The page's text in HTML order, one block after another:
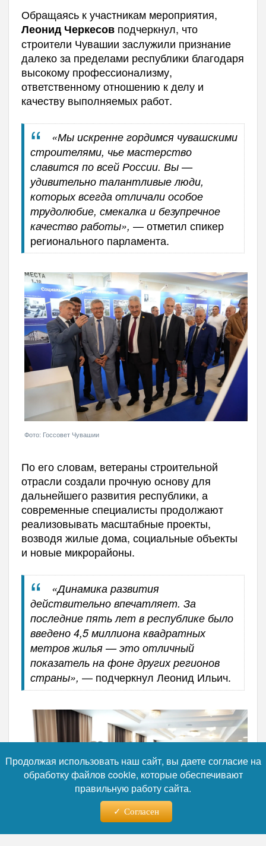
Обращаясь к участникам мероприятия,
Леонид Черкесовподчеркнул, что
строители Чувашии заслужили признание
далеко за пределами республики благодаря
высокому профессионализму,
ответственному отношению к делу и
качеству выполняемых работ.
«Мы искренне гордимся чувашскими
строителями, чье мастерство
славится по всей России. Вы —
удивительно талантливые люди,
которых всегда отличали особое
трудолюбие, смекалка и безупречное
качество работы», — отметил спикер
регионального парламента.
Фото: Госсовет Чувашии
По его словам, ветераны строительной
отрасли создали прочную основу для
дальнейшего развития республики, а
современные специалисты продолжают
реализовывать масштабные проекты,
возводя жилые дома, социальные объекты
и новые микрорайоны.
«Динамика развития
действительно впечатляет. За
последние пять лет в республике было
введено 4,5 миллиона квадратных
метров жилья — это отличный
показатель на фоне других регионов
страны», — подчеркнул Леонид Ильич.
Продолжая использовать наш сайт, вы даете согласие на
обработку файлов cookie, которые обеспечивают
правильную работу сайта.
Согласен